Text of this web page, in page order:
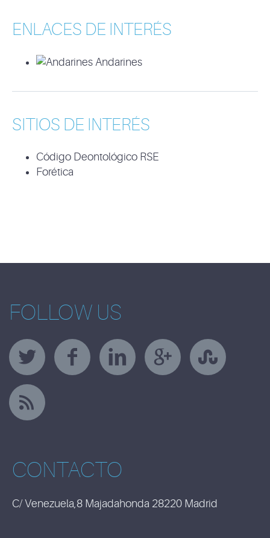
ENLACES DE INTERÉS
Andarines
SITIOS DE INTERÉS
Código Deontológico RSE
Forética
FOLLOW US
CONTACTO
C/ Venezuela,8 Majadahonda 28220 Madrid